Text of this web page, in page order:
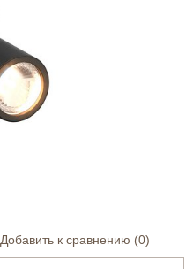
Добавить к сравнению (0)